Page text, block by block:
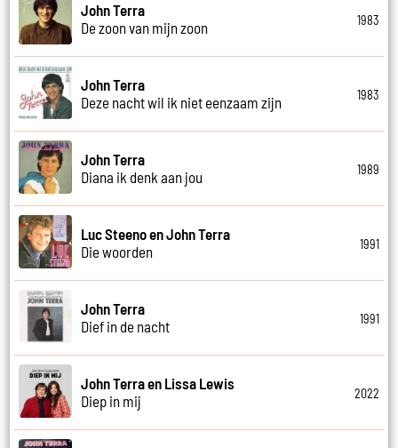
John Terra
De zoon van mijn zoon
1983
John Terra
Deze nacht wil ik niet eenzaam zijn
1983
John Terra
Diana ik denk aan jou
1989
Luc Steeno en John Terra
Die woorden
1991
John Terra
Dief in de nacht
1991
John Terra en Lissa Lewis
Diep in mij
2022